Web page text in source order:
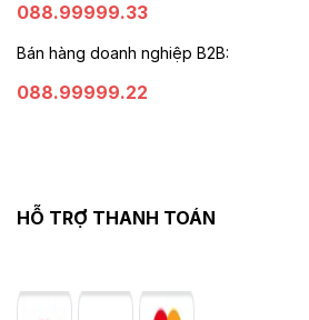
088.99999.33
Bán hàng doanh nghiệp B2B:
088.99999.22
HỖ TRỢ THANH TOÁN